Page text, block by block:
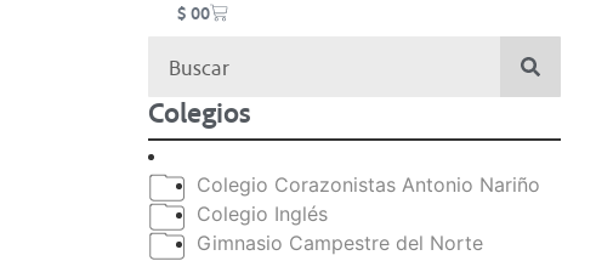
$ 00
Colegios
Colegio Corazonistas Antonio Nariño
Colegio Inglés
Gimnasio Campestre del Norte